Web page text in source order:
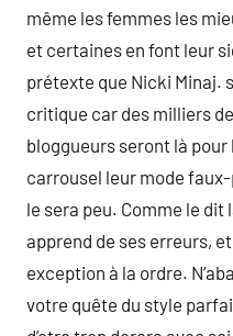
même les femmes les
et certaines en font leur
prétexte que Nicki Minaj.
critique car des milliers
bloggueurs seront là
carrousel leur mode
le sera peu. Comme le dit
apprend de ses erreurs,
exception à la ordre.
votre quête du style